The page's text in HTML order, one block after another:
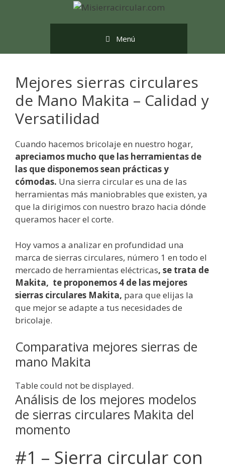
Menú
Mejores sierras circulares
de Mano Makita – Calidad y
Versatilidad
Cuando hacemos bricolaje en nuestro hogar,
apreciamos mucho que las herramientas de
las que disponemos sean prácticas y
cómodas. Una sierra circular es una de las
herramientas más maniobrables que existen, ya
que la dirigimos con nuestro brazo hacia dónde
queramos hacer el corte.
Hoy vamos a analizar en profundidad una
marca de sierras circulares, número 1 en todo el
mercado de herramientas eléctricas, se trata de
Makita, te proponemos 4 de las mejores
sierras circulares Makita, para que elijas la
que mejor se adapte a tus necesidades de
bricolaje.
Comparativa mejores sierras de
mano Makita
Table could not be displayed.
Análisis de los mejores modelos
de sierras circulares Makita del
momento
#1 – Sierra circular con